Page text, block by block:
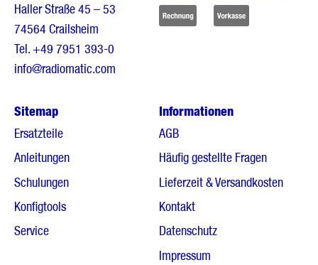
Haller Straße 45 – 53
74564 Crailsheim
Tel.+49 7951 393-0
info@radiomatic.com
Sitemap
Ersatzteile
Anleitungen
Schulungen
Konfigtools
Service
Informationen
AGB
Häufig gestellte Fragen
Lieferzeit & Versandkosten
Kontakt
Datenschutz
Impressum